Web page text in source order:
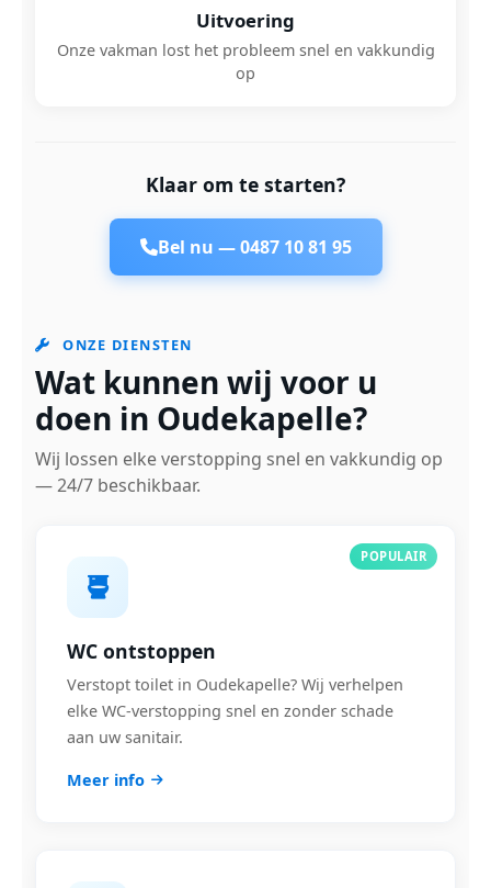
Uitvoering
Onze vakman lost het probleem snel en vakkundig
op
Klaar om te starten?
Bel nu —0487 10 81 95
ONZE DIENSTEN
Wat kunnen wij voor u
doen in Oudekapelle?
Wij lossen elke verstopping snel en vakkundig op
— 24/7 beschikbaar.
POPULAIR
WC ontstoppen
Verstopt toilet in Oudekapelle? Wij verhelpen
elke WC-verstopping snel en zonder schade
aan uw sanitair.
Meer info